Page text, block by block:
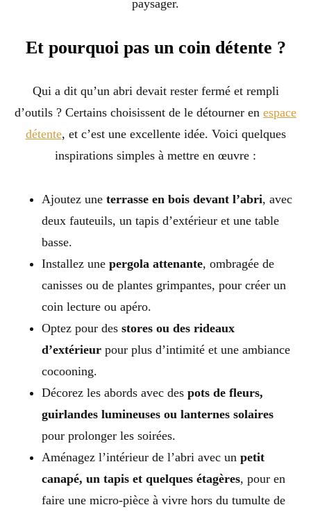
paysager.
Et pourquoi pas un coin détente ?
Qui a dit qu’un abri devait rester fermé et rempli
d’outils ? Certains choisissent de le détourner en espace
détente, et c’est une excellente idée. Voici quelques
inspirations simples à mettre en œuvre :
Ajoutez une terrasse en bois devant l’abri, avec
deux fauteuils, un tapis d’extérieur et une table
basse.
Installez une pergola attenante, ombragée de
canisses ou de plantes grimpantes, pour créer un
coin lecture ou apéro.
Optez pour des stores ou des rideaux
d’extérieur pour plus d’intimité et une ambiance
cocooning.
Décorez les abords avec des pots de fleurs,
guirlandes lumineuses ou lanternes solaires
pour prolonger les soirées.
Aménagez l’intérieur de l’abri avec un petit
canapé, un tapis et quelques étagères, pour en
faire une micro-pièce à vivre hors du tumulte de